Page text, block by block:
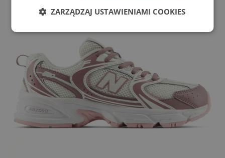
ZARZĄDZAJ USTAWIENIAMI COOKIES